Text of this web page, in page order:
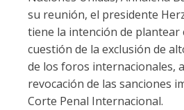
su reunión, el presidente
tiene la intención de plantear
cuestión de la exclusión de
de los foros internacionales,
revocación de las sanciones
Corte Penal Internacional.